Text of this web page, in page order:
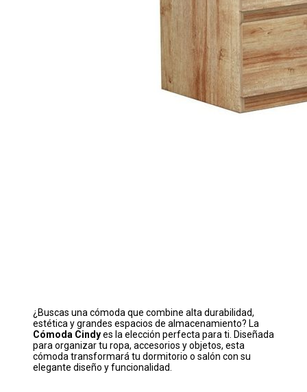
¿Buscas una cómoda que combine alta durabilidad,
estética y grandes espacios de almacenamiento? La
Cómoda Cindyes la elección perfecta para ti. Diseñada
para organizar tu ropa, accesorios y objetos, esta
cómoda transformará tu dormitorio o salón con su
elegante diseño y funcionalidad.